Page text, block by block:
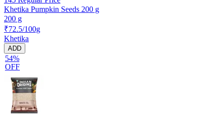
Khetika Pumpkin Seeds 200 g
200 g
₹72.5/100g
Khetika
ADD
54%
OFF